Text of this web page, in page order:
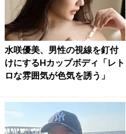
水咲優美、男性の視線を釘付
けにするHカップボディ「レト
ロな雰囲気が色気を誘う」